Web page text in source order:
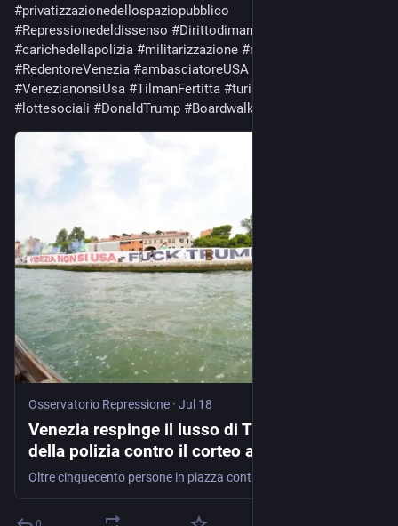
#privatizzazionedellospaziopubblico
#Repressionedeldissenso #Dirittodimanifestare
#carichedellapolizia #militarizzazione #movimentoNoBezos
#RedentoreVenezia #ambasciatoreUSA
#VenezianonsiUsa #TilmanFertitta #turismodilusso
# lottesociali #DonaldTrump #Boardwalk
Osservatorio Repressione · Jul 18
Venezia respinge il lusso di Trump: cariche
della polizia contro il corteo anti-Fertitta